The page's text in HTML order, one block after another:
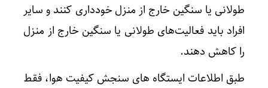
طولانی یا سنگین خارج از منزل خودداری کنند و سایر
افراد باید فعالیت‌های طولانی یا سنگین خارج از منزل
را کاهش دهند.
طبق اطلاعات ایستگاه های سنجش کیفیت هوا، فقط